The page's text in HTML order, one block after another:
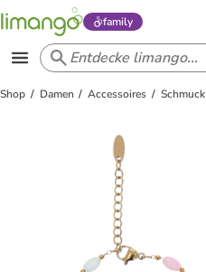
family
Shop Damen Accessoires Schmuck